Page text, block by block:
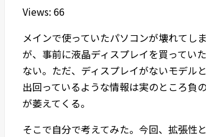
Views: 66
メインで使っていたパソコンが壊れてし
が、事前に液晶ディスプレイを買ってい
ない。ただ、ディスプレイがないモデル
出回っているような情報は実のところ負
が萎えてくる。
そこで自分で考えてみた。今回、拡張性